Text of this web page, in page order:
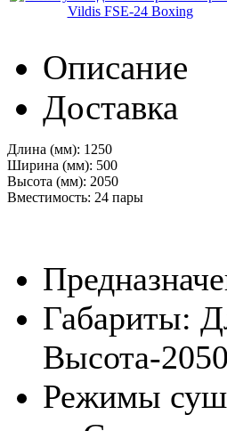
Описание
Доставка
Длина (мм): 1250
Ширина (мм): 500
Высота (мм): 2050
Вместимость: 24 пары
Габариты:
Высота-
Режимы